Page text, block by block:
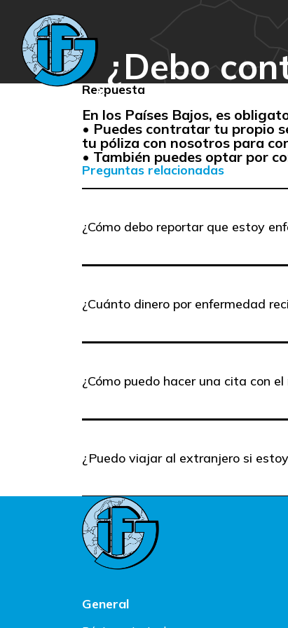
¿Debo
Respuesta
En los Países Bajos, es
• Puedes contratar tu propio
tu póliza con nosotros para
• También puedes optar por
Preguntas relacionadas
¿Cómo debo reportar que estoy
¿Cuánto dinero por enfermedad
¿Cómo puedo hacer una cita con
¿Puedo viajar al extranjero si
General